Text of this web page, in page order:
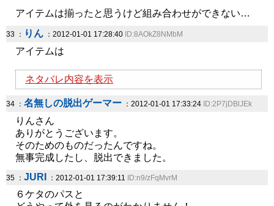
アイテムは揃ったと思うけど組み合わせができない…
33 ： りん ：2012-01-01 17:28:40 ID:8AOkZ8NMbM
アイテムは
ネタバレ内容を表示
34 ： 名無しの脱出ゲーマー ：2012-01-01 17:33:24 ID:2P7jDBlJEk
りんさん
ありがとうございます。
そのためのものだったんですね。
無事完成したし、脱出できました。
35 ： JURI ：2012-01-01 17:39:11 ID:n9/zFqMvrM
６ケタのパスと